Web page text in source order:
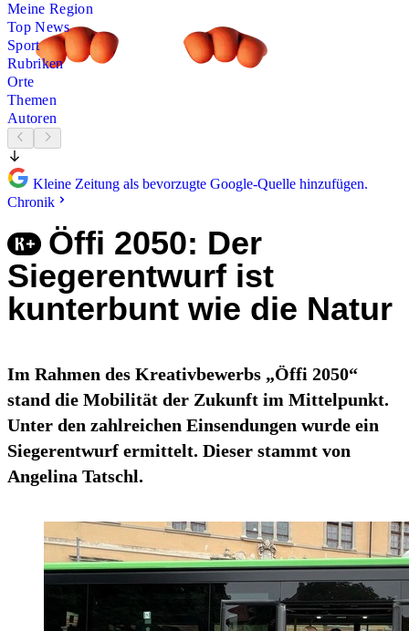
Meine Region
Top News
Sport
Rubriken
Orte
Themen
Autoren
Kleine Zeitung als bevorzugte Google-Quelle hinzufügen.
Chronik
Öffi 2050: Der
Siegerentwurf ist
kunterbunt wie die Natur
Im Rahmen des Kreativbewerbs „Öffi 2050“
stand die Mobilität der Zukunft im Mittelpunkt.
Unter den zahlreichen Einsendungen wurde ein
Siegerentwurf ermittelt. Dieser stammt von
Angelina Tatschl.